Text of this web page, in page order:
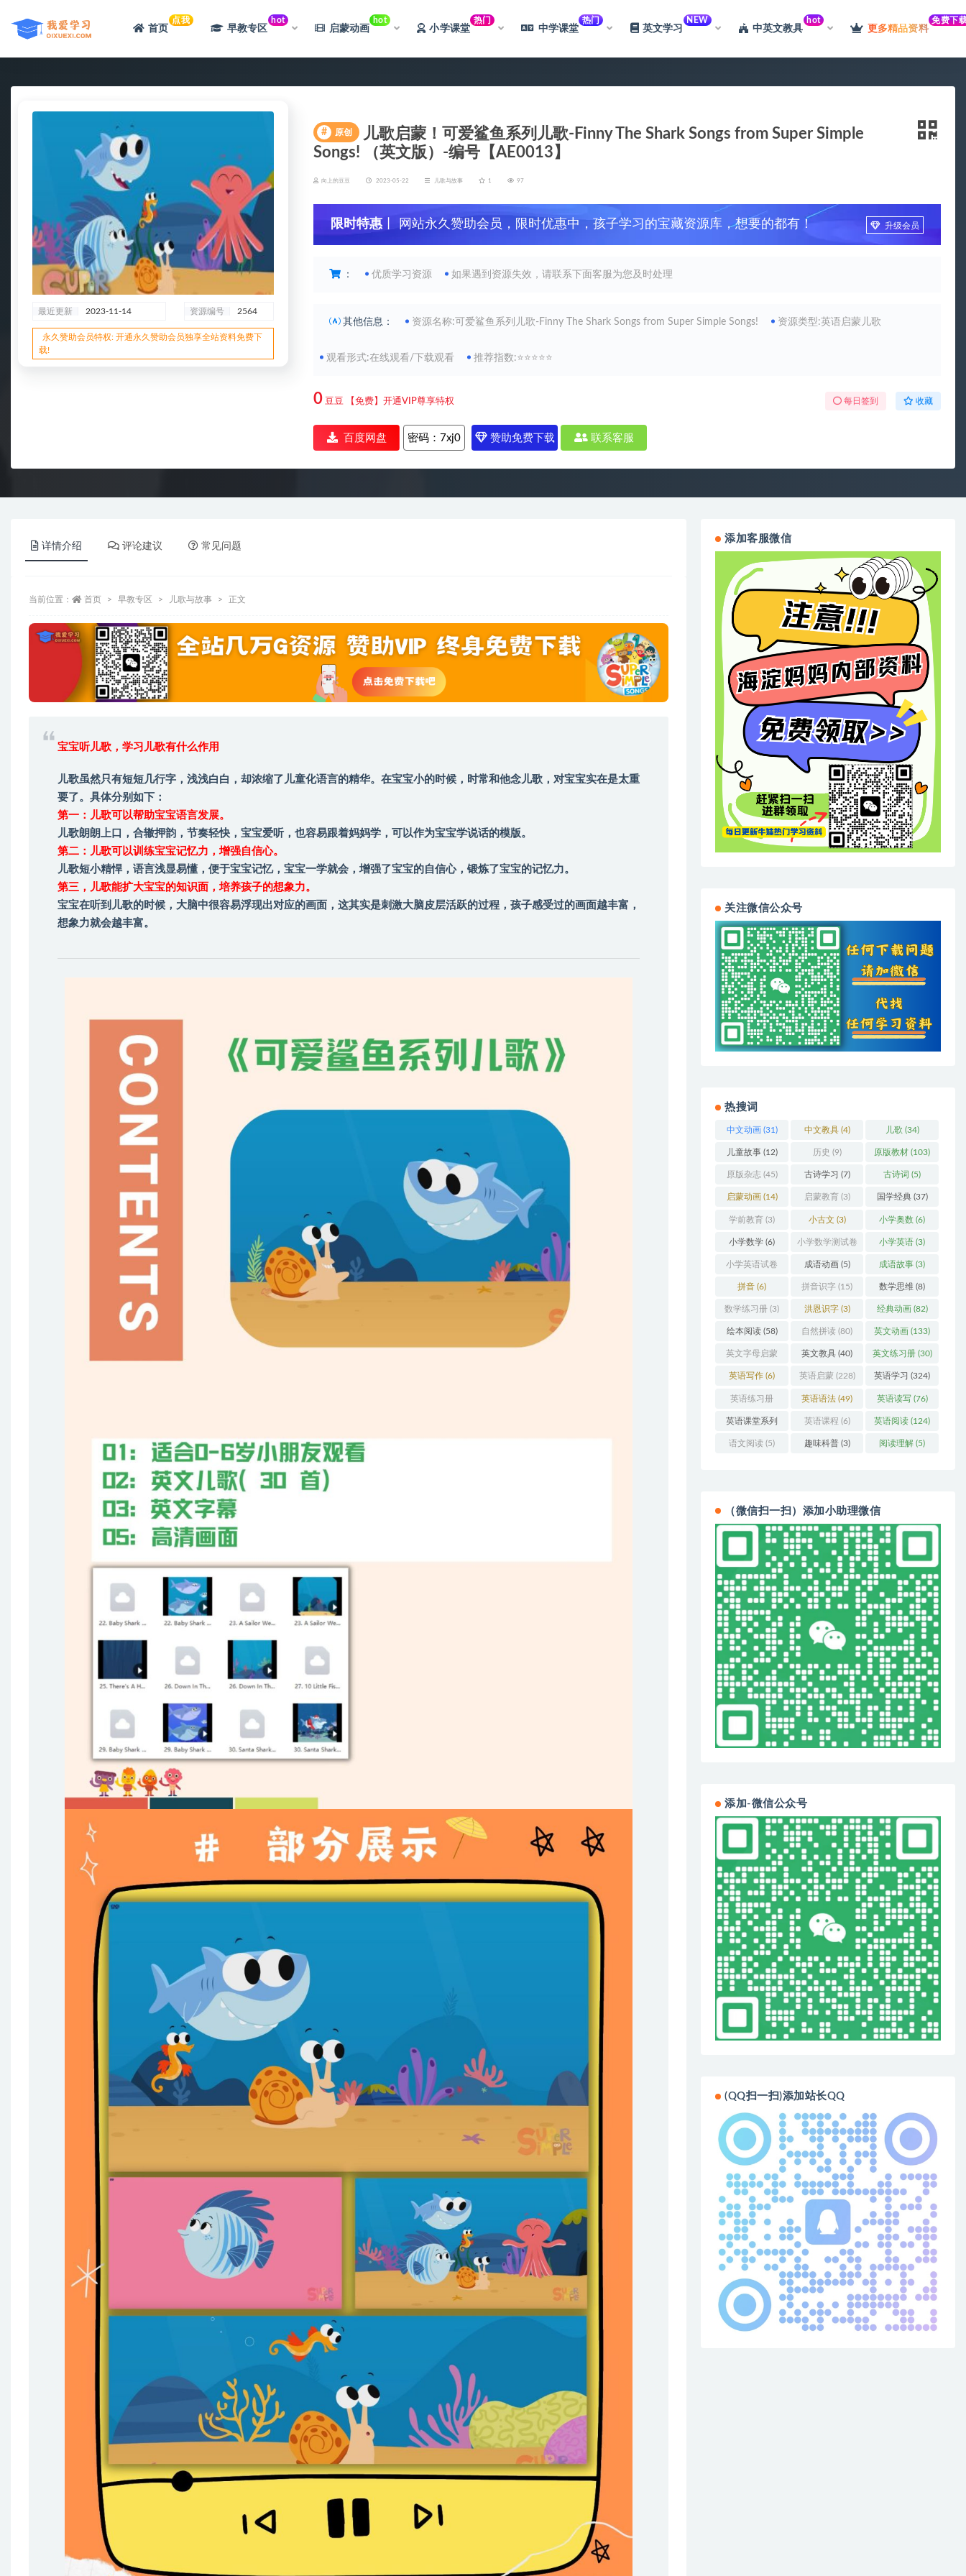
首页
点我
早教专区
hot
启蒙动画
hot
小学课堂
热门
中学课堂
热门
英文学习
NEW
中英文教具
hot
更多精品资料
免费下
最近更新 2023-11-14 资源编号 2564
永久赞助会员特权: 开通永久赞助会员独享全站资料免费下
载!
# 原创
儿歌启蒙！可爱鲨鱼系列儿歌-Finny The Shark Songs from Super Simple
Songs! （英文版）-编号【AE0013】
向上的豆豆 2023-05-22 儿歌与故事 1 97
限时特惠 丨 网站永久赞助会员，限时优惠中，孩子学习的宝藏资源库，想要的都有！ 升级会员
： 优质学习资源 如果遇到资源失效，请联系下面客服为您及时处理
其他信息： 资源名称:可爱鲨鱼系列儿歌-Finny The Shark Songs from Super Simple Songs! 资源类型:英语启蒙儿歌
观看形式:在线观看/下载观看 推荐指数:⭐⭐⭐⭐⭐
0 豆豆 【免费】开通VIP尊享特权 每日签到 收藏
百度网盘 密码： 7xj0 赞助免费下载 联系客服
详情介绍 评论建议 常见问题
当前位置： 首页 早教专区 儿歌与故事 正文
宝宝听儿歌，学习儿歌有什么作用
儿歌虽然只有短短几行字，浅浅白白，却浓缩了儿童化语言的精华。在宝宝小的时候，时常和他念儿歌，对宝宝实在是太重
要了。具体分别如下：
第一：儿歌可以帮助宝宝语言发展。
儿歌朗朗上口，合辙押韵，节奏轻快，宝宝爱听，也容易跟着妈妈学，可以作为宝宝学说话的模版。
第二：儿歌可以训练宝宝记忆力，增强自信心。
儿歌短小精悍，语言浅显易懂，便于宝宝记忆，宝宝一学就会，增强了宝宝的自信心，锻炼了宝宝的记忆力。
第三，儿歌能扩大宝宝的知识面，培养孩子的想象力。
宝宝在听到儿歌的时候，大脑中很容易浮现出对应的画面，这其实是刺激大脑皮层活跃的过程，孩子感受过的画面越丰富，
想象力就会越丰富。
添加客服微信
关注微信公众号
热搜词
中文动画(31) 中文教具(4) 儿歌 (34)
儿童故事(12) 历史 (9) 原版教材 (103)
原版杂志(45) 古诗学习 (7) 古诗词 (5)
启蒙动画 (14) 启蒙教育 (3) 国学经典(37)
学前教育 (3) 小古文 (3) 小学奥数 (6)
小学数学 (6) 小学数学测试卷
(5)
小学英语 (3)
小学英语试卷
(3)
成语动画(5) 成语故事 (3)
拼音 (6) 拼音识字 (15) 数学思维 (8)
数学练习册 (3) 洪恩识字(3) 经典动画(82)
绘本阅读(58) 自然拼读 (80) 英文动画 (133)
英文字母启蒙
(48)
英文教具 (40) 英文练习册(30)
英语写作 (6) 英语启蒙 (228) 英语学习 (324)
英语练习册
(108)
英语语法 (49) 英语读写(76)
英语课堂系列
(3)
英语课程 (6) 英语阅读 (124)
语文阅读 (5) 趣味科普(3) 阅读理解 (5)
（微信扫一扫）添加小助理微信
添加-微信公众号
(QQ扫一扫)添加站长QQ